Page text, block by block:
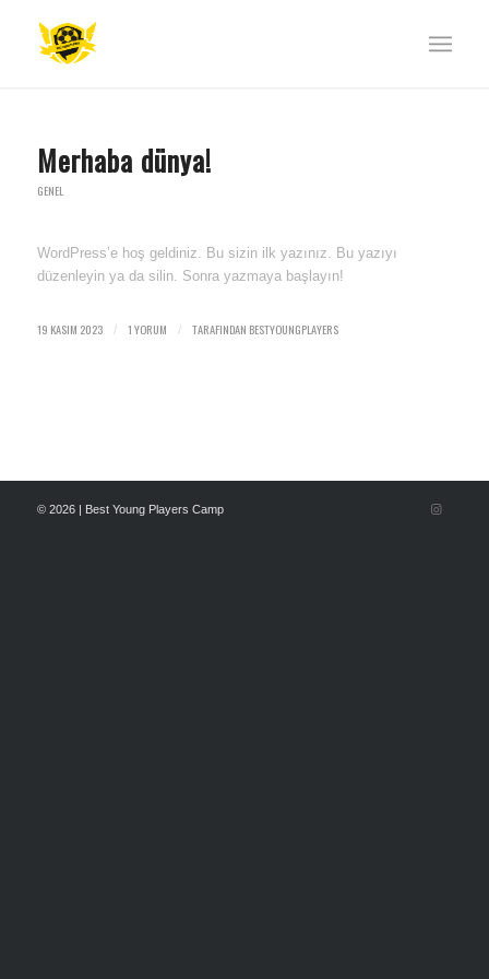
Merhaba dünya!
GENEL
WordPress’e hoş geldiniz. Bu sizin ilk yazınız. Bu yazıyı
düzenleyin ya da silin. Sonra yazmaya başlayın!
19 KASIM 2023 / 1 YORUM / TARAFINDAN BESTYOUNGPLAYERS
© 2026 | Best Young Players Camp